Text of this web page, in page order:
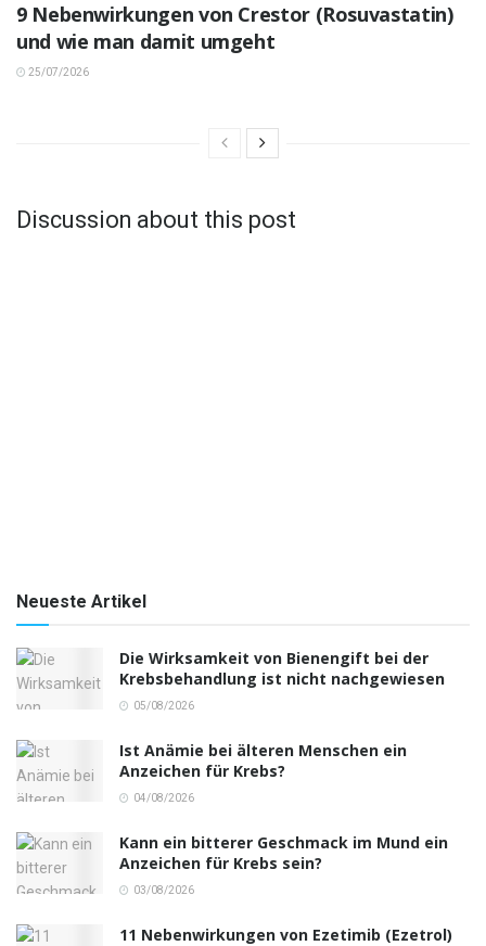
9 Nebenwirkungen von Crestor (Rosuvastatin)
und wie man damit umgeht
25/07/2026
Discussion about this post
Neueste Artikel
Die Wirksamkeit von Bienengift bei der
Krebsbehandlung ist nicht nachgewiesen
05/08/2026
Ist Anämie bei älteren Menschen ein
Anzeichen für Krebs?
04/08/2026
Kann ein bitterer Geschmack im Mund ein
Anzeichen für Krebs sein?
03/08/2026
11 Nebenwirkungen von Ezetimib (Ezetrol)